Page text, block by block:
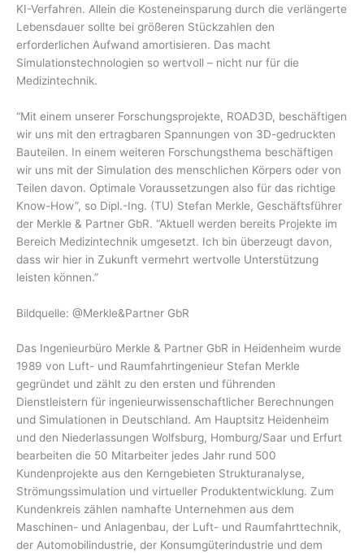
KI-Verfahren. Allein die Kosteneinsparung durch die verlängerte
Lebensdauer sollte bei größeren Stückzahlen den
erforderlichen Aufwand amortisieren. Das macht
Simulationstechnologien so wertvoll – nicht nur für die
Medizintechnik.
“Mit einem unserer Forschungsprojekte, ROAD3D, beschäftigen
wir uns mit den ertragbaren Spannungen von 3D-gedruckten
Bauteilen. In einem weiteren Forschungsthema beschäftigen
wir uns mit der Simulation des menschlichen Körpers oder von
Teilen davon. Optimale Voraussetzungen also für das richtige
Know-How”, so Dipl.-Ing. (TU) Stefan Merkle, Geschäftsführer
der Merkle & Partner GbR. “Aktuell werden bereits Projekte im
Bereich Medizintechnik umgesetzt. Ich bin überzeugt davon,
dass wir hier in Zukunft vermehrt wertvolle Unterstützung
leisten können.”
Bildquelle: @Merkle&Partner GbR
Das Ingenieurbüro Merkle & Partner GbR in Heidenheim wurde
1989 von Luft- und Raumfahrtingenieur Stefan Merkle
gegründet und zählt zu den ersten und führenden
Dienstleistern für ingenieurwissenschaftlicher Berechnungen
und Simulationen in Deutschland. Am Hauptsitz Heidenheim
und den Niederlassungen Wolfsburg, Homburg/Saar und Erfurt
bearbeiten die 50 Mitarbeiter jedes Jahr rund 500
Kundenprojekte aus den Kerngebieten Strukturanalyse,
Strömungssimulation und virtueller Produktentwicklung. Zum
Kundenkreis zählen namhafte Unternehmen aus dem
Maschinen- und Anlagenbau, der Luft- und Raumfahrttechnik,
der Automobilindustrie, der Konsumgüterindustrie und dem